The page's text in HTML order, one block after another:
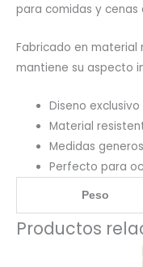
para comidas y cenas
Fabricado en material
mantiene su aspecto
Diseno
Material
Medidas
Perfecto para
Peso
Productos